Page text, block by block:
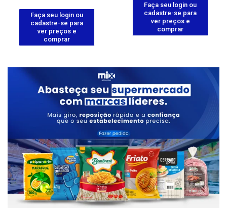
Faça seu login ou
cadastre-se para
ver preços e
comprar
Faça seu login ou
cadastre-se para
ver preços e
comprar